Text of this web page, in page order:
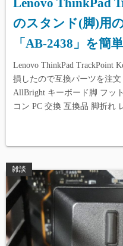
Lenovo ThinkPad
のスタンド(脚)用
「AB-2438」を簡
Lenovo ThinkPad TrackPoint
損したので互換パーツを注文
AllBright キーボード脚 フッ
コン PC 交換 互換品 脚折れ
雑談